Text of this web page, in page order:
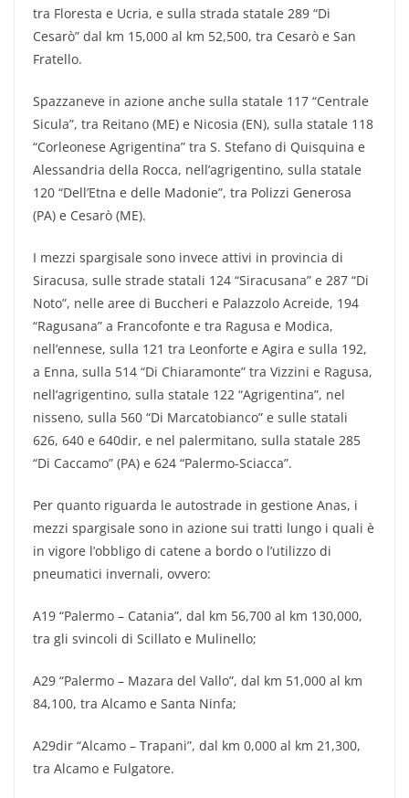
tra Floresta e Ucria, e sulla strada statale 289 “Di
Cesarò” dal km 15,000 al km 52,500, tra Cesarò e San
Fratello.
Spazzaneve in azione anche sulla statale 117 “Centrale
Sicula”, tra Reitano (ME) e Nicosia (EN), sulla statale 118
“Corleonese Agrigentina” tra S. Stefano di Quisquina e
Alessandria della Rocca, nell’agrigentino, sulla statale
120 “Dell’Etna e delle Madonie”, tra Polizzi Generosa
(PA) e Cesarò (ME).
I mezzi spargisale sono invece attivi in provincia di
Siracusa, sulle strade statali 124 “Siracusana” e 287 “Di
Noto”, nelle aree di Buccheri e Palazzolo Acreide, 194
“Ragusana” a Francofonte e tra Ragusa e Modica,
nell’ennese, sulla 121 tra Leonforte e Agira e sulla 192,
a Enna, sulla 514 “Di Chiaramonte” tra Vizzini e Ragusa,
nell’agrigentino, sulla statale 122 “Agrigentina”, nel
nisseno, sulla 560 “Di Marcatobianco” e sulle statali
626, 640 e 640dir, e nel palermitano, sulla statale 285
“Di Caccamo” (PA) e 624 “Palermo-Sciacca”.
Per quanto riguarda le autostrade in gestione Anas, i
mezzi spargisale sono in azione sui tratti lungo i quali è
in vigore l’obbligo di catene a bordo o l’utilizzo di
pneumatici invernali, ovvero:
A19 “Palermo – Catania”, dal km 56,700 al km 130,000,
tra gli svincoli di Scillato e Mulinello;
A29 “Palermo – Mazara del Vallo”, dal km 51,000 al km
84,100, tra Alcamo e Santa Ninfa;
A29dir “Alcamo – Trapani”, dal km 0,000 al km 21,300,
tra Alcamo e Fulgatore.